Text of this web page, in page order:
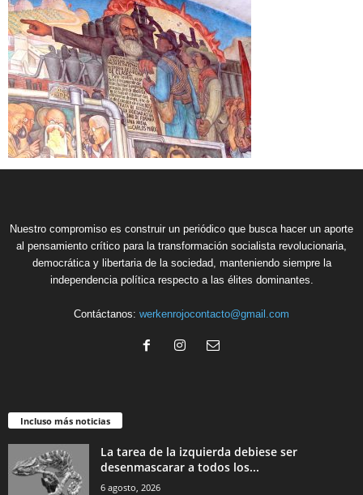
Nuestro compromiso es construir un periódico que busca hacer un aporte
al pensamiento crítico para la transformación socialista revolucionaria,
democrática y libertaria de la sociedad, manteniendo siempre la
independencia política respecto a las élites dominantes.
Contáctanos: werkenrojocontacto@gmail.com
Incluso más noticias
La tarea de la izquierda debiese ser
desenmascarar a todos los...
6 agosto, 2026